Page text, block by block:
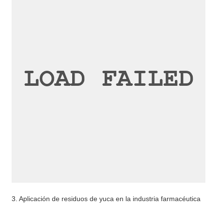
3. Aplicación de residuos de yuca en la industria farmacéutica